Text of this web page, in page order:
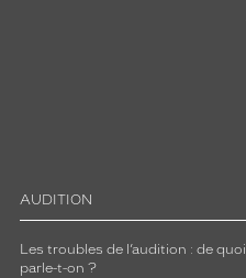
AUDITION
Les troubles de l’audition : de quoi
parle-t-on ?